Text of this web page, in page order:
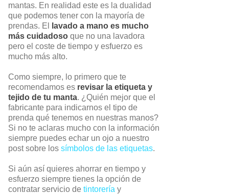
mantas. En realidad este es la dualidad
que podemos tener con la mayoría de
prendas. El
lavado a mano es mucho
más cuidadoso que no una lavadora
pero el coste de tiempo y esfuerzo es
mucho más alto.
Como siempre, lo primero que te
recomendamos es revisar la etiqueta y
tejido de tu manta. ¿Quién mejor que el
fabricante para indicarnos el tipo de
prenda qué tenemos en nuestras manos?
Si no te aclaras mucho con la información
siempre puedes echar un ojo a nuestro
post sobre los símbolos de las etiquetas.
Si aún así quieres ahorrar en tiempo y
esfuerzo siempre tienes la opción de
contratar servicio de tintorería y